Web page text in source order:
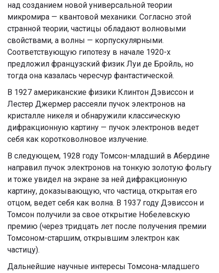
над созданием новой универсальной теории
микромира — квантовой механики. Согласно этой
странной теории, частицы обладают волновыми
свойствами, а волны — корпускулярными.
Соответствующую гипотезу в начале 1920-х
предложил французский физик Луи де Бройль, но
тогда она казалась чересчур фантастической.
В 1927 американские физики Клинтон Дэвиссон и
Лестер Джермер рассеяли пучок электронов на
кристалле никеля и обнаружили классическую
дифракционную картину — пучок электронов ведет
себя как коротковолновое излучение.
В следующем, 1928 году Томсон-младший в Абердине
направил пучок электронов на тонкую золотую фольгу
и тоже увидел на экране за ней дифракционную
картину, доказывающую, что частица, открытая его
отцом, ведет себя как волна. В 1937 году Дэвиссон и
Томсон получили за свое открытие Нобелевскую
премию (через тридцать лет после получения премии
Томсоном-старшим, открывшим электрон как
частицу).
Дальнейшие научные интересы Томсона-младшего